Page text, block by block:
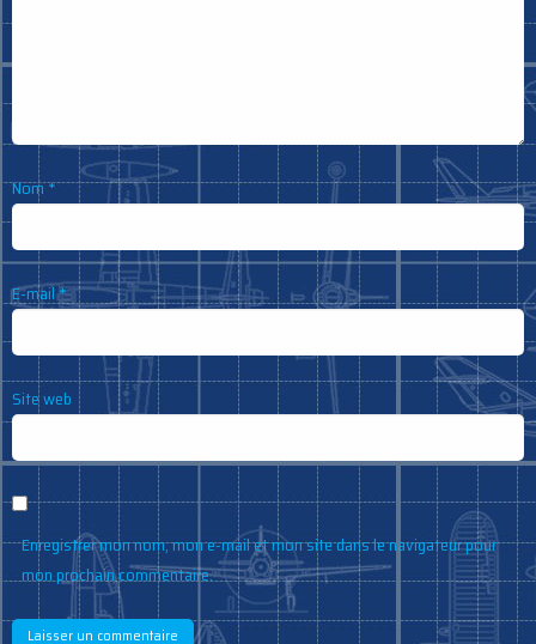
Nom*
E-mail*
Site web
Enregistrer mon nom, mon e-mail et mon site dans le navigateur pour
mon prochain commentaire.